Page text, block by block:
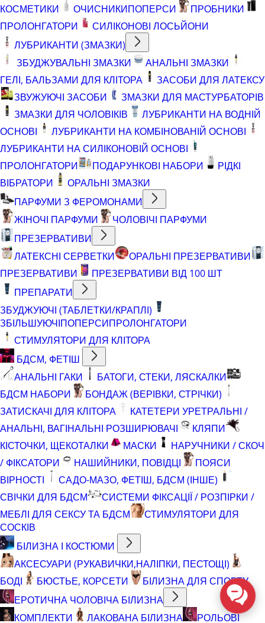
КОСМЕТИКИ
ОЧИСНИКИПОПЕРСИ
ПРОБНИКИ
ПРОЛОНГАТОРИ
СИЛІКОНОВІ ЛОСЬЙОНИ
ЛУБРИКАНТИ (ЗМАЗКИ)
ЗБУДЖУВАЛЬНІ ЗМАЗКИ
АНАЛЬНІ ЗМАЗКИ
ГЕЛІ, БАЛЬЗАМИ ДЛЯ КЛІТОРА
ЗАСОБИ ДЛЯ ЛАТЕКСУ
ЗВУЖУЮЧІ ЗАСОБИ
ЗМАЗКИ ДЛЯ МАСТУРБАТОРІВ
ЗМАЗКИ ДЛЯ ЧОЛОВІКІВ
ЛУБРИКАНТИ НА ВОДНІЙ
ОСНОВІ
ЛУБРИКАНТИ НА КОМБІНОВАНІЙ ОСНОВІ
ЛУБРИКАНТИ НА СИЛІКОНОВІЙ ОСНОВІ
ПРОЛОНГАТОРИ
ПОДАРУНКОВІ НАБОРИ
РІДКІ
ВІБРАТОРИ
ОРАЛЬНІ ЗМАЗКИ
ПАРФУМИ З ФЕРОМОНАМИ
ЖІНОЧІ ПАРФУМИ
ЧОЛОВІЧІ ПАРФУМИ
ПРЕЗЕРВАТИВИ
ЛАТЕКСНІ СЕРВЕТКИ
ОРАЛЬНІ ПРЕЗЕРВАТИВИ
ПРЕЗЕРВАТИВИ
ПРЕЗЕРВАТИВИ ВІД 100 ШТ
ПРЕПАРАТИ
ЗБУДЖУЮЧІ (ТАБЛЕТКИ/КРАПЛІ)
ЗБІЛЬШУЮЧІПОПЕРСИПРОЛОНГАТОРИ
СТИМУЛЯТОРИ ДЛЯ КЛІТОРА
БДСМ, ФЕТІШ
АНАЛЬНІ ГАКИ
БАТОГИ, СТЕКИ, ЛЯСКАЛКИ
БДСМ НАБОРИ
БОНДАЖ (ВЕРІВКИ, СТРІЧКИ)
ЗАТИСКАЧІ ДЛЯ КЛІТОРА
КАТЕТЕРИ УРЕТРАЛЬНІ /
АНАЛЬНІ, ВАГІНАЛЬНІ РОЗШИРЮВАЧІ
КЛЯПИ
КІСТОЧКИ, ЩЕКОТАЛКИ
МАСКИ
НАРУЧНИКИ / СКОЧ
/ ФІКСАТОРИ
НАШИЙНИКИ, ПОВІДЦІ
ПОЯСИ
ВІРНОСТІ
САДО-МАЗО, ФЕТІШ, БДСМ (ІНШЕ)
СВІЧКИ ДЛЯ БДСМ
СИСТЕМИ ФІКСАЦІЇ / РОЗПІРКИ /
МЕБЛІ ДЛЯ СЕКСУ ТА БДСМ
СТИМУЛЯТОРИ ДЛЯ
СОСКІВ
БІЛИЗНА І КОСТЮМИ
АКСЕСУАРИ (РУКАВИЧКИ,НАЛІПКИ, ПЕСТОЩІ)
БОДІ
БЮСТЬЕ, КОРСЕТИ
БІЛИЗНА ДЛЯ СПОРТУ
ЕРОТИЧНА ЧОЛОВІЧА БІЛИЗНА
КОМПЛЕКТИ
ЛАКОВАНА БІЛИЗНА РОЛЬОВІ